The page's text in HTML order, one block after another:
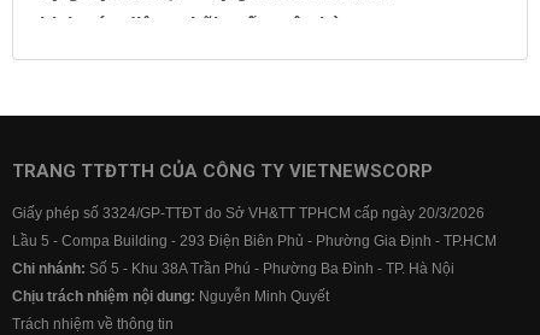
Lịch cúp điện
Lãi suất ngân hàng
Lãi suất tiết kiệm
Lãi suất tiền gửi
Lãi suất ngân hàng BIDV
Lãi suất ngân hàng Vietcombank
TRANG TTĐTTH CỦA CÔNG TY VIETNEWSCORP
Giấy phép số 3324/GP-TTĐT do Sở VH&TT TPHCM cấp ngày 20/3/2026
Lầu 5 - Compa Building - 293 Điện Biên Phủ - Phường Gia Định - TP.HCM
Chi nhánh: Số 5 - Khu 38A Trần Phú - Phường Ba Đình - TP. Hà Nội
Chịu trách nhiệm nội dung: Nguyễn Minh Quyết
Trách nhiệm về thông tin